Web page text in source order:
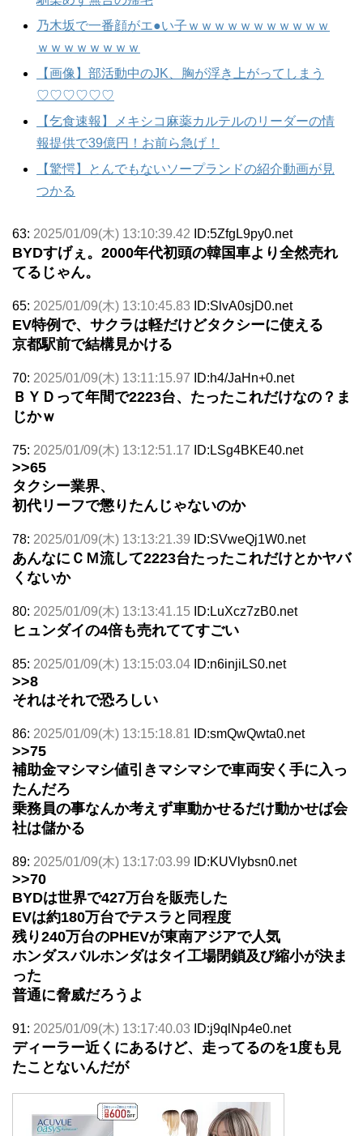
乃木坂で一番顔がエ●い子ｗｗｗｗｗｗｗｗｗｗｗ
ｗｗｗｗｗｗｗｗ
【画像】部活動中のJK、胸が浮き上がってしまう
♡♡♡♡♡♡
【乞食速報】メキシコ麻薬カルテルのリーダーの情
報提供で39億円！お前ら急げ！
【驚愕】とんでもないソープランドの紹介動画が見
つかる
63: 2025/01/09(木) 13:10:39.42 ID:5ZfgL9py0.net
BYDすげぇ。2000年代初頭の韓国車より全然売れ
てるじゃん。
65: 2025/01/09(木) 13:10:45.83 ID:SlvA0sjD0.net
EV特例で、サクラは軽だけどタクシーに使える
京都駅前で結構見かける
70: 2025/01/09(木) 13:11:15.97 ID:h4/JaHn+0.net
ＢＹＤって年間で2223台、たったこれだけなの？ま
じかｗ
75: 2025/01/09(木) 13:12:51.17 ID:LSg4BKE40.net
>>65
タクシー業界、
初代リーフで懲りたんじゃないのか
78: 2025/01/09(木) 13:13:21.39 ID:SVweQj1W0.net
あんなにＣＭ流して2223台たったこれだけとかヤバ
くないか
80: 2025/01/09(木) 13:13:41.15 ID:LuXcz7zB0.net
ヒュンダイの4倍も売れててすごい
85: 2025/01/09(木) 13:15:03.04 ID:n6injiLS0.net
>>8
それはそれで恐ろしい
86: 2025/01/09(木) 13:15:18.81 ID:smQwQwta0.net
>>75
補助金マシマシ値引きマシマシで車両安く手に入っ
たんだろ
乗務員の事なんか考えず車動かせるだけ動かせば会
社は儲かる
89: 2025/01/09(木) 13:17:03.99 ID:KUVlybsn0.net
>>70
BYDは世界で427万台を販売した
EVは約180万台でテスラと同程度
残り240万台のPHEVが東南アジアで人気
ホンダスバルホンダはタイ工場閉鎖及び縮小が決ま
った
普通に脅威だろうよ
91: 2025/01/09(木) 13:17:40.03 ID:j9qlNp4e0.net
ディーラー近くにあるけど、走ってるのを1度も見
たことないんだが